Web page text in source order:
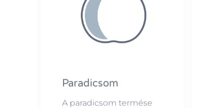
Paradicsom
A paradicsom termése